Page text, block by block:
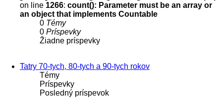
on line 1266: count(): Parameter must be an array or
an object that implements Countable
0 Témy
0 Príspevky
Žiadne príspevky
Tatry 70-tych, 80-tych a 90-tych rokov
Témy
Príspevky
Posledný príspevok